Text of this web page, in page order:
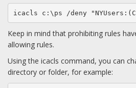
icacls c:\ps /deny
Keep in mind that prohibiting rules
allowing rules.
Using the icacls command, you can
directory or folder, for example: